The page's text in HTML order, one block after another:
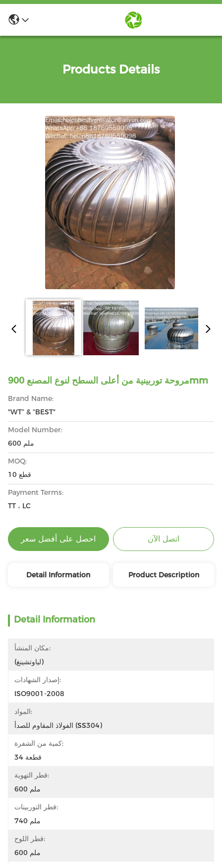
Products Details
مروحة توربينية من أعلى السطح لنوع المصنع 900mm
Brand Name:
"WT” & “BEST"
Model Number:
600 ملم
MOQ:
10 قطع
Payment Terms:
TT ، LC
احصل على أفضل سعر اتصل الآن
Detail Information Product Description
Detail Information
مكان المنشأ:
(لياوتشينغ)
إصدار الشهادات:
ISO9001-2008
المواد:
الفولاذ المقاوم للصدأ (SS304)
كمية من الشفرة:
34 قطعة
قطر التهوية:
600 ملم
قطر التوربينات:
740 ملم
قطر اللوح:
600 ملم